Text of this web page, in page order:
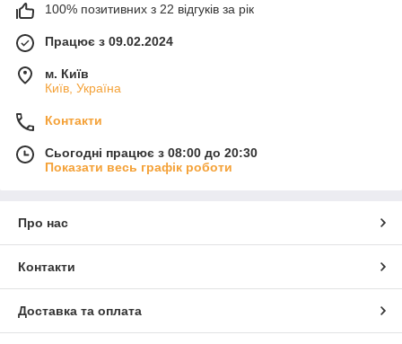
100% позитивних з 22 відгуків за рік
Працює з 09.02.2024
м. Київ
Київ, Україна
Контакти
Сьогодні працює з 08:00 до 20:30
Показати весь графік роботи
Про нас
Контакти
Доставка та оплата